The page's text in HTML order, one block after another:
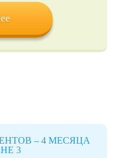
– 4 МЕСЯЦА
3